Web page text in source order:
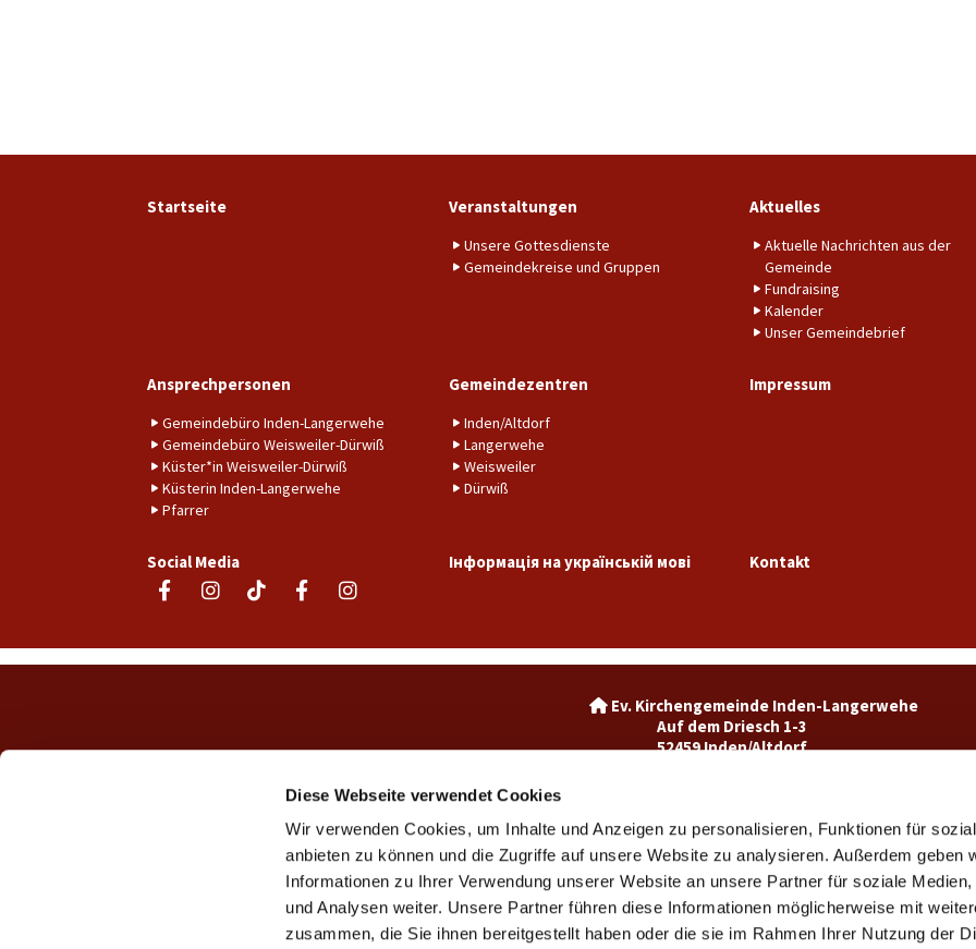
Diese Webseite verwendet Cookies
Wir verwenden Cookies, um Inhalte und Anzeigen zu personalisieren, Funktionen für
anbieten zu können und die Zugriffe auf unsere Website zu analysieren. Außerdem geben
Informationen zu Ihrer Verwendung unserer Website an unsere Partner für soziale Medien,
und Analysen weiter. Unsere Partner führen diese Informationen möglicherweise mit
zusammen, die Sie ihnen bereitgestellt haben oder die sie im Rahmen Ihrer Nutzung der
Startseite Veranstaltungen
Unsere Gottesdienste
Gemeindekreise und Gruppen
Aktuelles
Aktuelle Nachrichten aus der
Gemeinde
Fundraising
Kalender
Unser Gemeindebrief
Ansprechpersonen
Gemeindebüro Inden-Langerwehe
Gemeindebüro Weisweiler-Dürwiß
Küster*in Weisweiler-Dürwiß
Küsterin Inden-Langerwehe
Pfarrer
Gemeindezentren
Inden/Altdorf
Langerwehe
Weisweiler
Dürwiß
Impressum
Social Media Інформація на українській мові Kontakt
Ev. Kirchengemeinde Inden-
Auf dem Driesch 1-3
52459 Inden/Altdorf
Ev. Kirchengemeinde Weisweiler-Dürwiß
Burgweg 7
52249 Eschweiler
weisweiler@ekir.de
02403 / 65265